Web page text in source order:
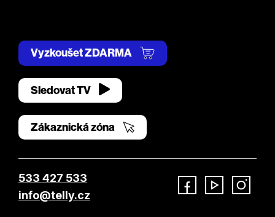
Vyzkoušet ZDARMA
Sledovat TV
Zákaznická zóna
533 427 533
info@telly.cz